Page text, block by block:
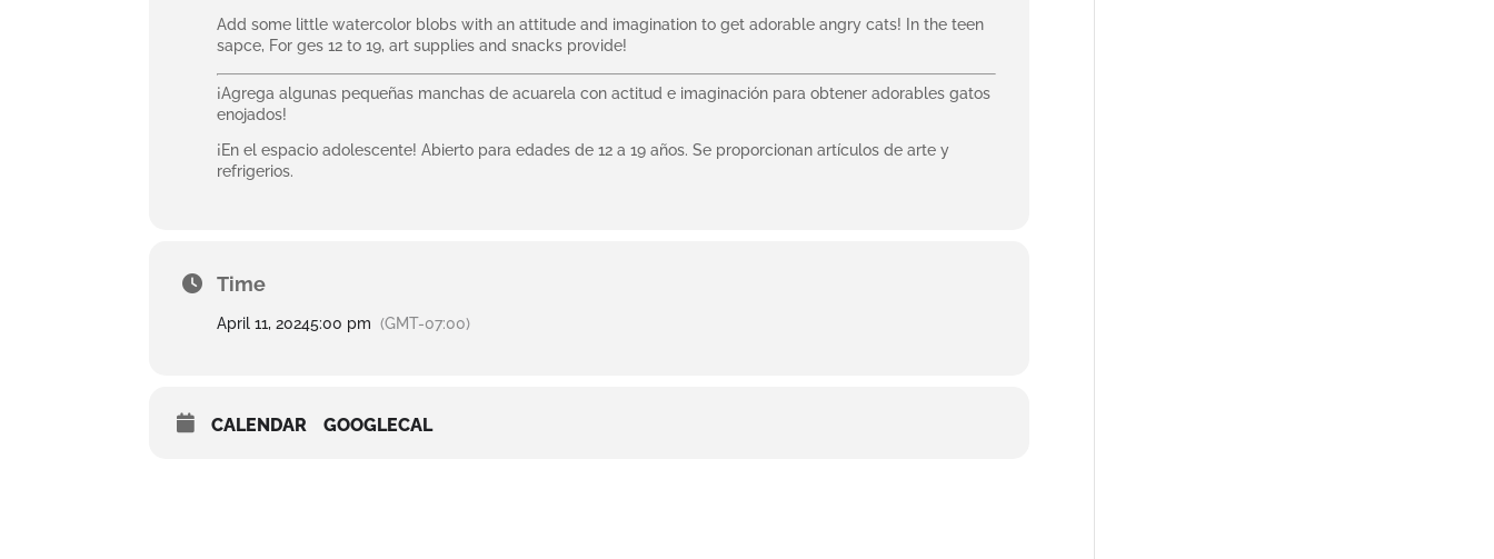
Add some little watercolor blobs with an attitude and imagination to get adorable angry cats! In the teen
sapce, For ges 12 to 19, art supplies and snacks provide!
¡Agrega algunas pequeñas manchas de acuarela con actitud e imaginación para obtener adorables gatos
enojados!
¡En el espacio adolescente! Abierto para edades de 12 a 19 años. Se proporcionan artículos de arte y
refrigerios.
Time
April 11, 20245:00 pm (GMT-07:00)
CALENDAR GOOGLECAL